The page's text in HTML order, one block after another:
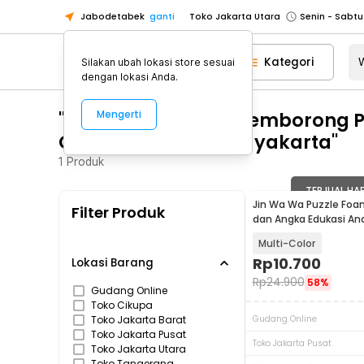
Jabodetabek ganti Toko Jakarta Utara
Toko Tangerang
Toko Cikupa
Pick n Go Jakarta Barat
Senin -
Pick n Go Bekasi
Senin - Jumat
Pick n Go Depok
Senin - Jumat
Senin -
Toko Jakarta Utara
Toko Cikupa
Pick n Go Jakarta Barat
Senin -
Senin - Jumat
Senin - Jumat
Kategori
"WA 0812 2782 5310
Gondokusuman Yogyakarta"
1 Produk
Filter Produk
Lokasi Barang
Gudang Online
Toko Cikupa
Toko Jakarta Barat
Toko Jakarta Pusat
Toko Jakarta Utara
TERJUAL
Jin Wa Wa Puzzle
dan Angka Edukasi
Multi-Color
Rp10.700
Rp24.900 58%
Gudang Online
Toko Jakarta Pusat
Silakan ubah lokasi store sesuai
dengan lokasi Anda.
Mengerti